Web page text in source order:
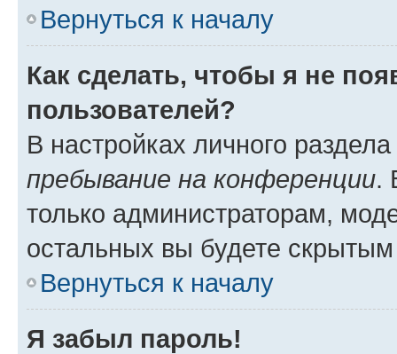
Вернуться к началу
Как сделать, чтобы я не
пользователей?
В настройках личного
пребывание на конференции.
только администраторам,
остальных вы будете
Вернуться к началу
Я забыл пароль!